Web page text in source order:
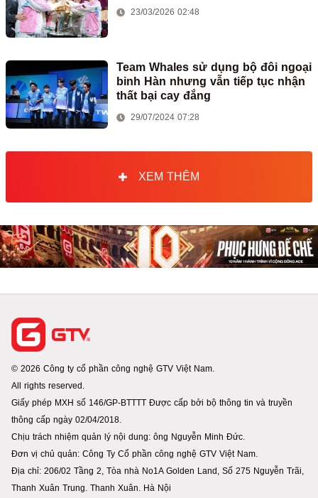
23/03/2026 02:48
Team Whales sử dụng bộ đôi ngoại
binh Hàn nhưng vẫn tiếp tục nhận
thất bại cay đắng
29/07/2024 07:28
XEM THÊM
© 2026 Công ty cổ phần công nghệ GTV Việt Nam.
All rights reserved.
Giấy phép MXH số 146/GP-BTTTT Được cấp bởi bộ thông tin và truyền
thông cấp ngày 02/04/2018.
Chịu trách nhiệm quản lý nội dung: ông Nguyễn Minh Đức.
Đơn vị chủ quản: Công Ty Cổ phần công nghệ GTV Việt Nam.
Địa chỉ: 206/02 Tầng 2, Tòa nhà No1A Golden Land, Số 275 Nguyễn Trãi,
Thanh Xuân Trung. Thanh Xuân. Hà Nội